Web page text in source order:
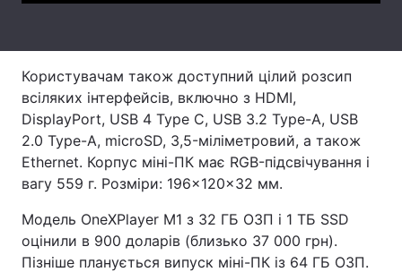
Користувачам також доступний цілий розсип
всіляких інтерфейсів, включно з HDMI,
DisplayPort, USB 4 Type C, USB 3.2 Type-A, USB
2.0 Type-A, microSD, 3,5-міліметровий, а також
Ethernet. Корпус міні-ПК має RGB-підсвічування і
вагу 559 г. Розміри: 196×120×32 мм.
Модель OneXPlayer M1 з 32 ГБ ОЗП і 1 ТБ SSD
оцінили в 900 доларів (близько 37 000 грн).
Пізніше планується випуск міні-ПК із 64 ГБ ОЗП.